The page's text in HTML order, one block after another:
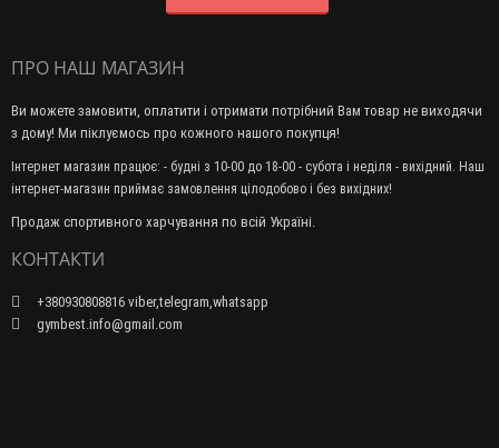
ПРО НАШ МАГАЗИН
Ви можете замовити, оплатити і отримати потрібний Вам товар не виходячи
з дому! Ми піклуємось про кожного нашого покупця!
Інтернет магазин працює: - будні з 10-00 до 18-00 - субота і неділя - вихідний. Наш
інтернет-магазин приймає замовлення цілодобово і без вихідних!
Продаж спортивного харчування по всій Україні.
КОНТАКТИ
+380930808816 viber,telegram,whatsapp
gymbest.info@gmail.com